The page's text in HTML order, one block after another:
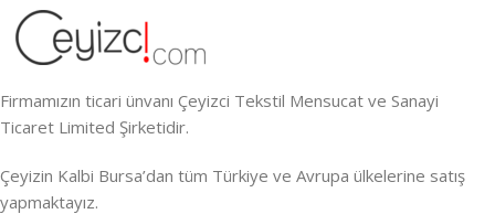
Firmamızın ticari ünvanı Çeyizci Tekstil Mensucat ve Sanayi
Ticaret Limited Şirketidir.
Çeyizin Kalbi Bursa’dan tüm Türkiye ve Avrupa ülkelerine satış
yapmaktayız.